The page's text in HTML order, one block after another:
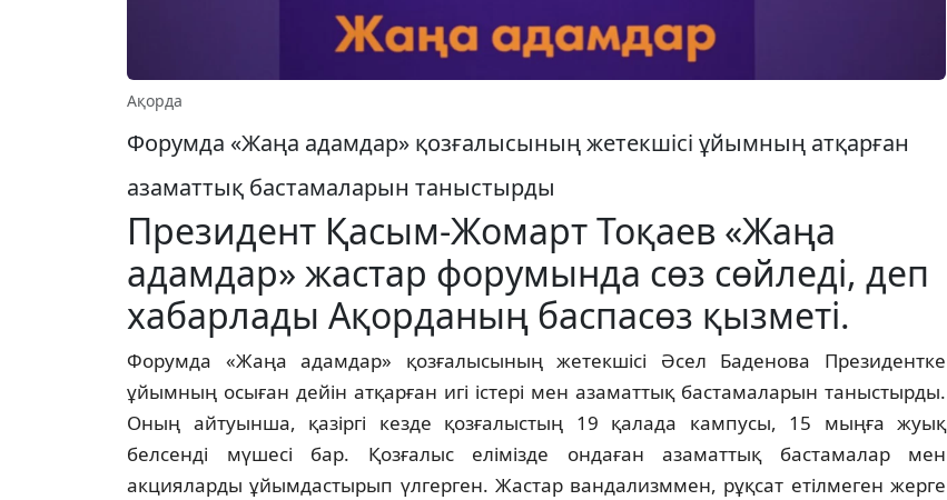
Ақорда
Форумда «Жаңа адамдар» қозғалысының жетекшісі ұйымның атқарған
азаматтық бастамаларын таныстырды
Президент Қасым-Жомарт Тоқаев «Жаңа
адамдар» жастар форумында сөз сөйледі, деп
хабарлады Ақорданың баспасөз қызметі.
Форумда «Жаңа адамдар» қозғалысының жетекшісі Әсел Баденова Президентке
ұйымның осыған дейін атқарған игі істері мен азаматтық бастамаларын таныстырды.
Оның айтуынша, қазіргі кезде қозғалыстың 19 қалада кампусы, 15 мыңға жуық
белсенді мүшесі бар. Қозғалыс елімізде ондаған азаматтық бастамалар мен
акцияларды ұйымдастырып үлгерген. Жастар вандализммен, рұқсат етілмеген жерге